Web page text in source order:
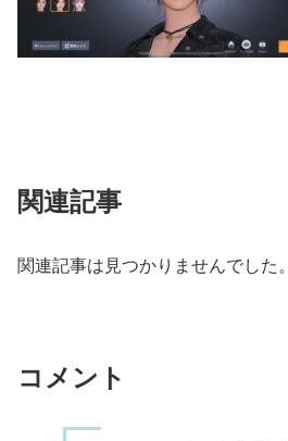
関連記事
関連記事は見つかりませんでした。
コメント